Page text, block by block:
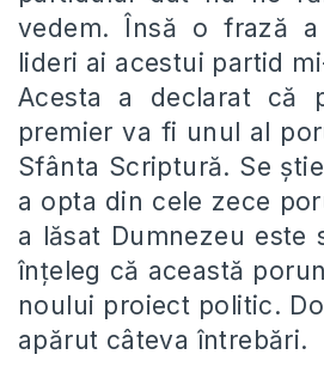
vedem. Însă o frază
lideri ai acestui partid
Acesta a declarat că
premier va fi unul al
Sfânta Scriptură. Se
a opta din cele zece
a lăsat Dumnezeu este
înțeleg că această
noului proiect politic.
apărut câteva întrebări.